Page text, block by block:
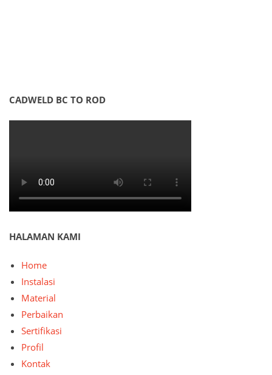
CADWELD BC TO ROD
HALAMAN KAMI
Home
Instalasi
Material
Perbaikan
Sertifikasi
Profil
Kontak